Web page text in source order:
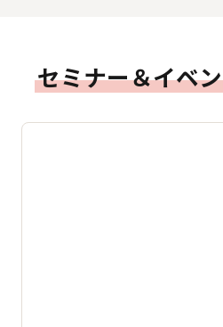
セミナー＆イベ